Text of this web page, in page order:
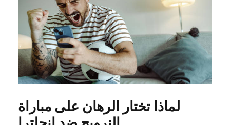
لماذا تختار الرهان على مباراة